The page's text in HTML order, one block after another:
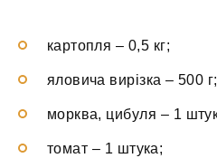
картопля – 0,5 кг;
яловича вирізка – 500 г;
морква, цибуля – 1
томат – 1 штука;